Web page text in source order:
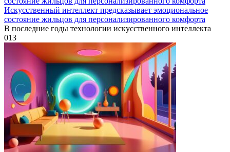
Искусственный интеллект предсказывает эмоциональное
состояние жильцов для персонализированного комфорта
В последние годы технологии искусственного интеллекта
013